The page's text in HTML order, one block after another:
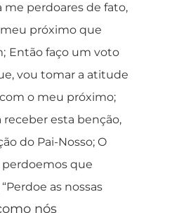
me perdoares de fato,
próximo que
Então faço um voto
vou tomar a atitude
o meu próximo;
receber esta benção,
do Pai-Nosso; O
que
as nossas
nós